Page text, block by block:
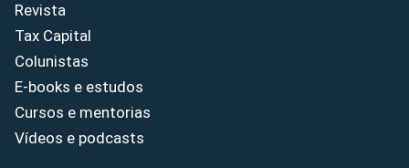
Revista
Tax Capital
Colunistas
E-books e estudos
Cursos e mentorias
Vídeos e podcasts